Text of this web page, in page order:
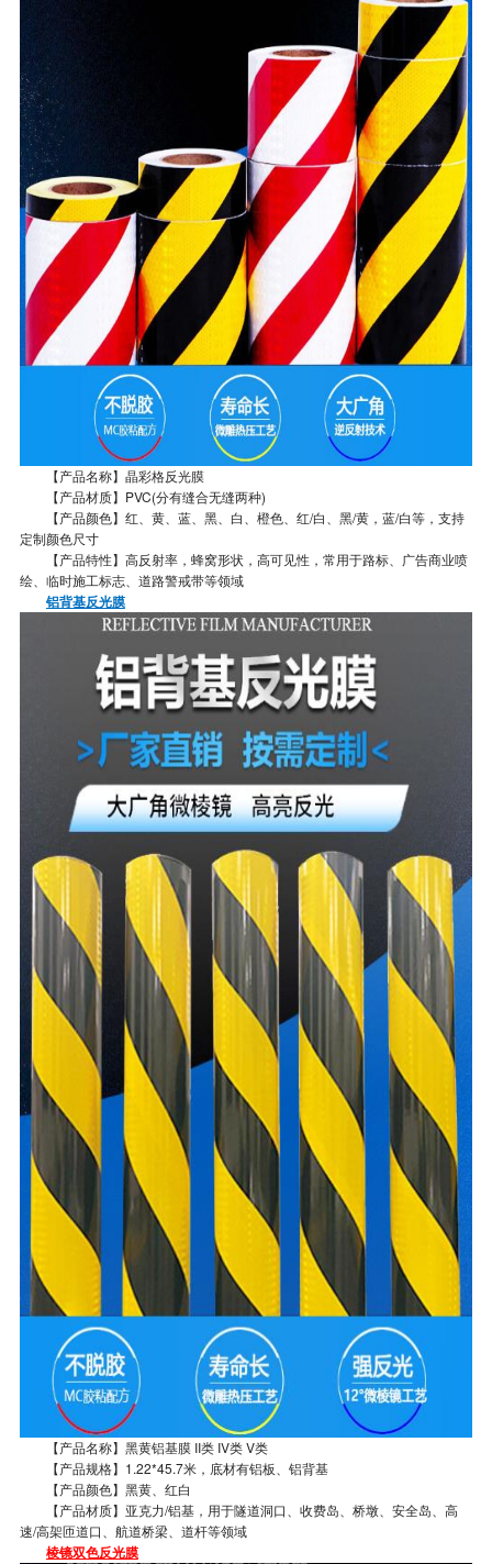
【产品名称】晶彩格反光膜
【产品材质】PVC(分有缝合无缝两种)
【产品颜色】红、黄、蓝、黑、白、橙色、红/白、黑/黄，蓝/白等，支持
定制颜色尺寸
【产品特性】高反射率，蜂窝形状，高可见性，常用于路标、广告商业喷
绘、临时施工标志、道路警戒带等领域
铝背基反光膜
【产品名称】黑黄铝基膜 II类 IV类 V类
【产品规格】1.22*45.7米，底材有铝板、铝背基
【产品颜色】黑黄、红白
【产品材质】亚克力/铝基，用于隧道洞口、收费岛、桥墩、安全岛、高
速/高架匝道口、航道桥梁、道杆等领域
棱镜双色反光膜